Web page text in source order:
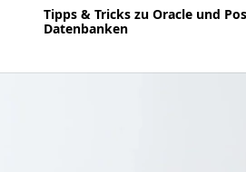
Tipps & Tricks zu Oracle und
Datenbanken